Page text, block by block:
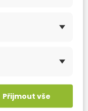
Přijmout vše